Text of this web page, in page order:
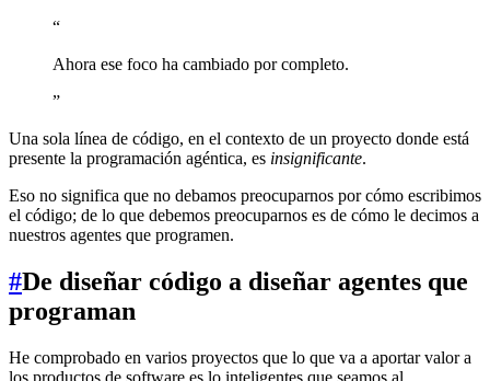
“
Ahora ese foco ha cambiado por completo.
”
Una sola línea de código, en el contexto de un proyecto donde está
presente la programación agéntica, es insignificante.
Eso no significa que no debamos preocuparnos por cómo escribimos
el código; de lo que debemos preocuparnos es de cómo le decimos a
nuestros agentes que programen.
#De diseñar código a diseñar agentes que
programan
He comprobado en varios proyectos que lo que va a aportar valor a
los productos de software es lo inteligentes que seamos al